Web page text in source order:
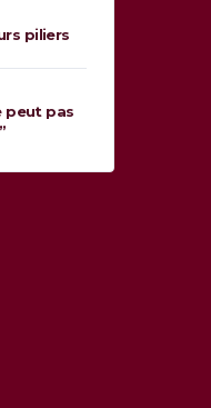
piliers
peut pas